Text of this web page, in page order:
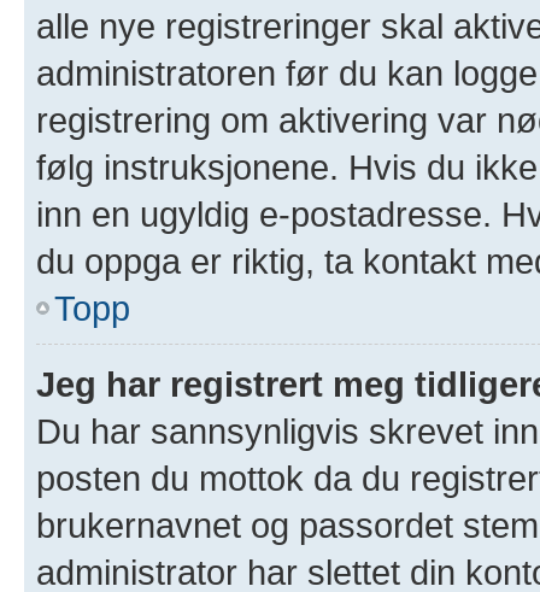
alle nye registreringer skal
administratoren før du kan
registrering om aktivering var
følg instruksjonene. Hvis du
inn en ugyldig e-postadresse.
du oppga er riktig, ta kontakt
Topp
Jeg har registrert meg
Du har sannsynligvis skrevet
posten du mottok da du
brukernavnet og passordet
administrator har slettet din